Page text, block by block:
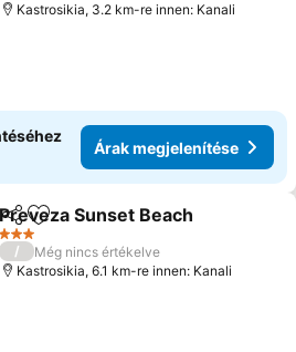
Kastrosikia, 3.2 km-re innen: Kanali
Árak megjelenítése
Megosztás
Hozzáadás a kedvencekhez
Preveza Sunset Beach
3 Kategória
/
Még nincs értékelve
Kastrosikia, 6.1 km-re innen: Kanali